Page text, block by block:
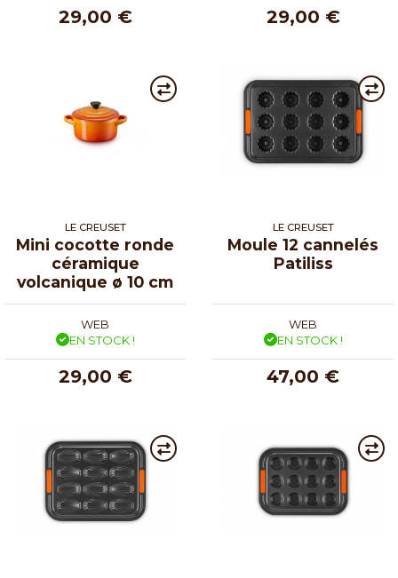
29,00 € 29,00 €
LE CREUSET
Mini cocotte ronde
céramique
volcanique ø 10 cm
WEB
EN STOCK !
29,00 €
LE CREUSET
Moule 12 cannelés
Patiliss
WEB
EN STOCK !
47,00 €